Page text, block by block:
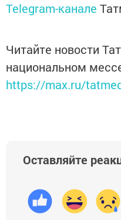
Telegram-канале
Читайте новости
национальном
https://max.ru/
Оставляйте